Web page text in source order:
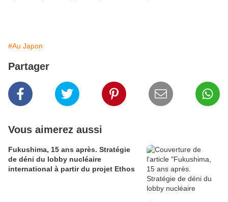
#Au Japon
Partager
Vous aimerez aussi
Fukushima, 15 ans après. Stratégie
de déni du lobby nucléaire
international à partir du projet Ethos